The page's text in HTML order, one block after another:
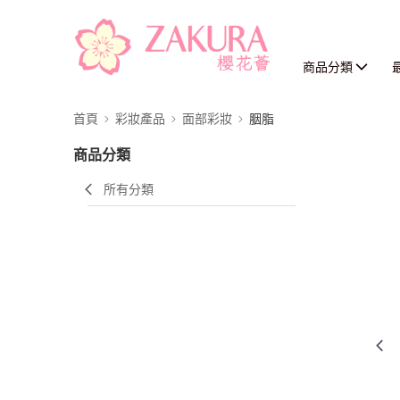
商品分類
首頁 彩妝產品 面部彩妝 胭脂
商品分類
所有分類